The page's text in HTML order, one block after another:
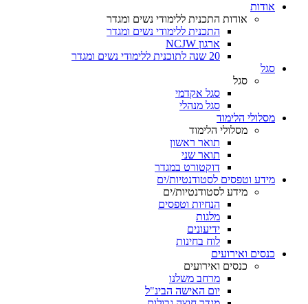
אודות
אודות התכנית ללימודי נשים ומגדר
התכנית ללימודי נשים ומגדר
ארגון NCJW
20 שנה לתוכנית ללימודי נשים ומגדר
סגל
סגל
סגל אקדמי
סגל מנהלי
מסלולי הלימוד
מסלולי הלימוד
תואר ראשון
תואר שני
דוקטורט במגדר
מידע וטפסים לסטודנטיות/ים
מידע לסטודנטיות/ים
הנחיות וטפסים
מלגות
ידיעונים
לוח בחינות
כנסים ואירועים
כנסים ואירועים
מרחב משלנו
יום האישה הבינ"ל